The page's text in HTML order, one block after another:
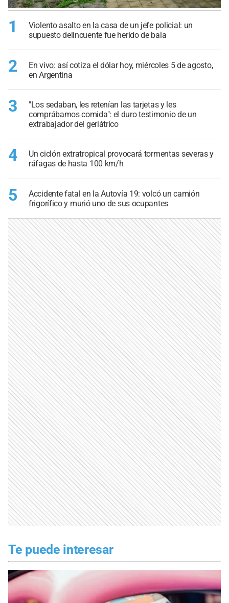
1
Violento asalto en la casa de un jefe policial: un
supuesto delincuente fue herido de bala
2
En vivo: así cotiza el dólar hoy, miércoles 5 de agosto,
en Argentina
3
"Los sedaban, les retenían las tarjetas y les
comprábamos comida": el duro testimonio de un
extrabajador del geriátrico
4
Un ciclón extratropical provocará tormentas severas y
ráfagas de hasta 100 km/h
5
Accidente fatal en la Autovía 19: volcó un camión
frigorífico y murió uno de sus ocupantes
Te puede interesar